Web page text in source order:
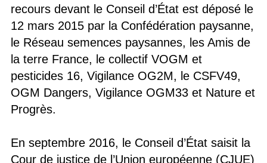
recours devant le Conseil d’État est déposé le
12 mars 2015 par la Confédération paysanne,
le Réseau semences paysannes, les Amis de
la terre France, le collectif VOGM et
pesticides 16, Vigilance OG2M, le CSFV49,
OGM Dangers, Vigilance OGM33 et Nature et
Progrès.
En septembre 2016, le Conseil d’État saisit la
Cour de justice de l’Union européenne (CJUE)